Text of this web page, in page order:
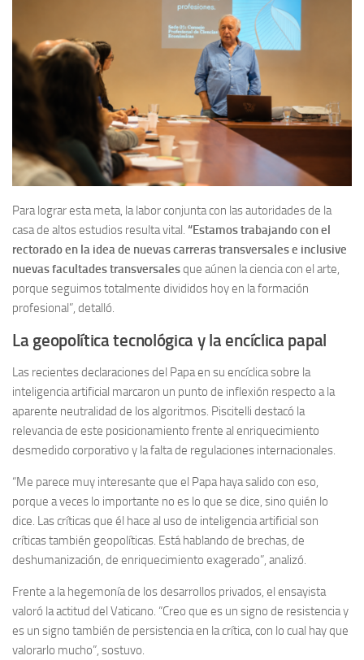
Para lograr esta meta, la labor conjunta con las autoridades de la
casa de altos estudios resulta vital. “Estamos trabajando con el
rectorado en la idea de nuevas carreras transversales e inclusive
nuevas facultades transversalesque aúnen la ciencia con el arte,
porque seguimos totalmente divididos hoy en la formación
profesional”, detalló.
La geopolítica tecnológica y la encíclica papal
Las recientes declaraciones del Papa en su encíclica sobre la
inteligencia artificial marcaron un punto de inflexión respecto a la
aparente neutralidad de los algoritmos. Piscitelli destacó la
relevancia de este posicionamiento frente al enriquecimiento
desmedido corporativo y la falta de regulaciones internacionales.
“Me parece muy interesante que el Papa haya salido con eso,
porque a veces lo importante no es lo que se dice, sino quién lo
dice. Las críticas que él hace al uso de inteligencia artificial son
críticas también geopolíticas. Está hablando de brechas, de
deshumanización, de enriquecimiento exagerado”, analizó.
Frente a la hegemonía de los desarrollos privados, el ensayista
valoró la actitud del Vaticano. “Creo que es un signo de resistencia y
es un signo también de persistencia en la crítica, con lo cual hay que
valorarlo mucho”, sostuvo.